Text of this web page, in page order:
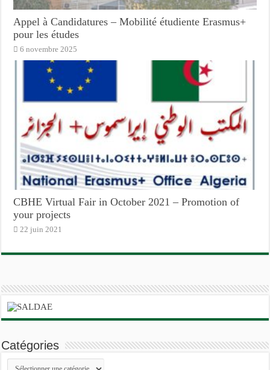
Appel à Candidatures – Mobilité étudiente Erasmus+
pour les études
6 novembre 2025
CBHE Virtual Fair in October 2021 – Promotion of
your projects
22 juin 2021
Catégories
Catégories